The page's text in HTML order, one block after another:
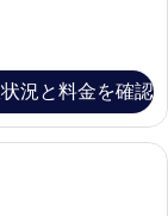
況と料金を確認
、遮光カーテン、